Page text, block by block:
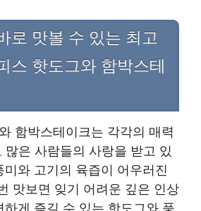
로 맛볼 수 있는 최고
스 핫도그와 함박스테
함박스테이크는 각각의 매력
많은 사람들의 사랑을 받고 있
미와 고기의 육즙이 어우러진
맛보면 잊기 어려운 깊은 인상
하게 즐길 수 있는 핫도그와 풍